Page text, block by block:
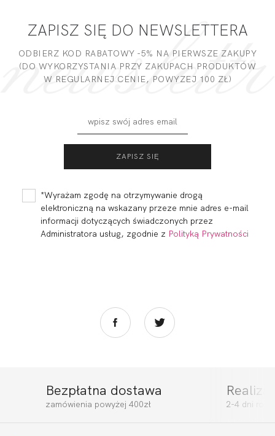
ZAPISZ SIĘ DO NEWSLETTERA
ODBIERZ KOD RABATOWY -5% NA PIERWSZE ZAKUPY
(DO WYKORZYSTANIA PRZY ZAKUPACH PRODUKTÓW
W REGULARNEJ CENIE, POWYZEJ 100 ZŁ)
*Wyrażam zgodę na otrzymywanie drogą
elektroniczną na wskazany przeze mnie adres e-mail
informacji dotyczących świadczonych przez
Administratora usług, zgodnie z Polityką Prywatności
Bezpłatna dostawa
zamówienia powyżej 400zł 2-4 dni